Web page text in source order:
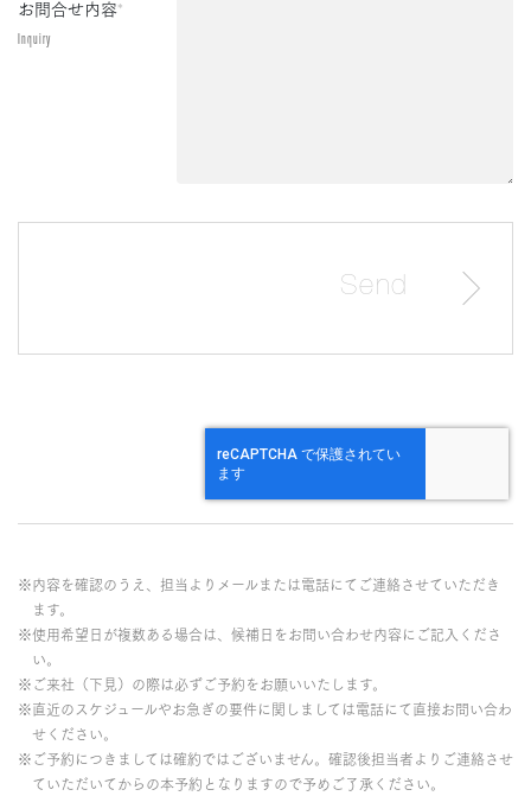
お問合せ内容*
Inquiry
※内容を確認のうえ、担当よりメールまたは電話にてご連絡させていただき
ます。
※使用希望日が複数ある場合は、候補日をお問い合わせ内容にご記入くださ
い。
※ご来社（下見）の際は必ずご予約をお願いいたします。
※直近のスケジュールやお急ぎの要件に関しましては電話にて直接お問い合わ
せください。
※ご予約につきましては確約ではございません。確認後担当者よりご連絡させ
ていただいてからの本予約となりますので予めご了承ください。